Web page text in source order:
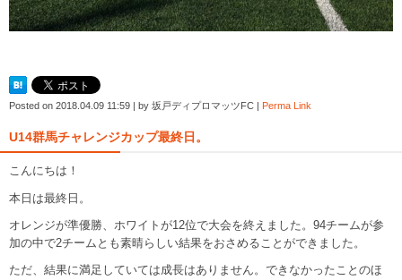
Posted on 2018.04.09 11:59 by 坂戸ディプロマッツFC Perma Link
U14群馬チャレンジカップ最終日。
こんにちは！
本日は最終日。
オレンジが準優勝、ホワイトが12位で大会を終えました。94チームが参
加の中で2チームとも素晴らしい結果をおさめることができました。
ただ、結果に満足していては成長はありません。できなかったことのほ